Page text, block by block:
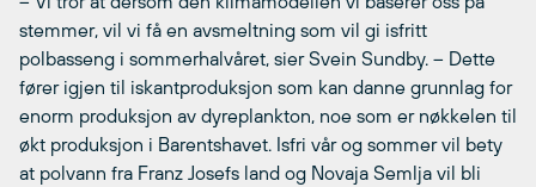
stemmer, vil vi få en avsmeltning som vil gi isfritt
polbasseng i sommerhalvåret, sier Svein Sundby. – Dette
fører igjen til iskantproduksjon som kan danne grunnlag for
enorm produksjon av dyreplankton, noe som er nøkkelen til
økt produksjon i Barentshavet. Isfri vår og sommer vil bety
at polvann fra Franz Josefs land og Novaja Semlja vil bli